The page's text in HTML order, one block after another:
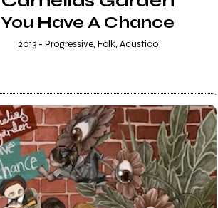
You Have A Chance
2013 - Progressive, Folk, Acustico